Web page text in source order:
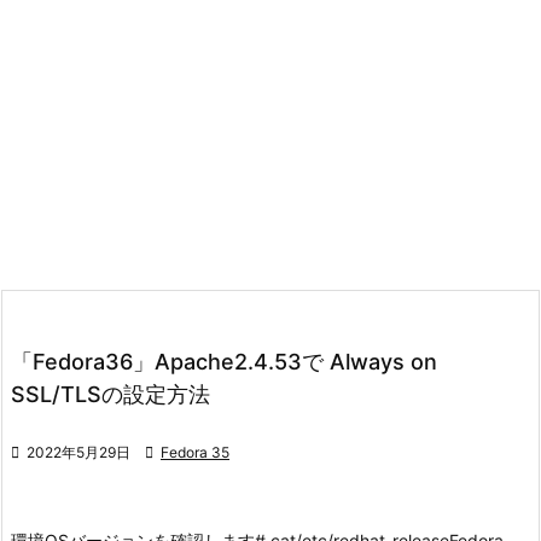
「Fedora36」Apache2.4.53で Always on
SSL/TLSの設定方法
 2022年5月29日  Fedora 35